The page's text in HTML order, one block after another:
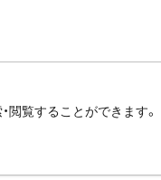
閲覧することができます。